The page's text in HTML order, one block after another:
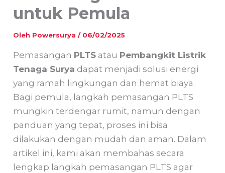
untuk Pemula
Oleh Powersurya/ 06/02/2025
Pemasangan PLTS atau Pembangkit Listrik
Tenaga Surya dapat menjadi solusi energi
yang ramah lingkungan dan hemat biaya.
Bagi pemula, langkah pemasangan PLTS
mungkin terdengar rumit, namun dengan
panduan yang tepat, proses ini bisa
dilakukan dengan mudah dan aman. Dalam
artikel ini, kami akan membahas secara
lengkap langkah pemasangan PLTS agar